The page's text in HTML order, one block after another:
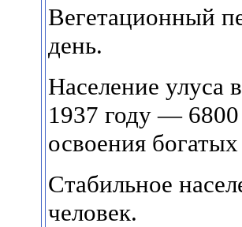
Вегетационный
день.
Население улуса
1937 году — 6800
освоения
Стабильное
человек.